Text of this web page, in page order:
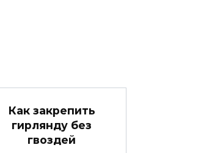
Как закрепить
гирлянду без
гвоздей